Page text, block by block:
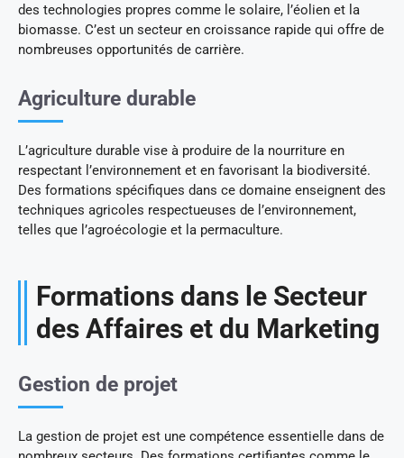
des technologies propres comme le solaire, l’éolien et la
biomasse. C’est un secteur en croissance rapide qui offre de
nombreuses opportunités de carrière.
Agriculture durable
L’agriculture durable vise à produire de la nourriture en
respectant l’environnement et en favorisant la biodiversité.
Des formations spécifiques dans ce domaine enseignent des
techniques agricoles respectueuses de l’environnement,
telles que l’agroécologie et la permaculture.
Formations dans le Secteur
des Affaires et du Marketing
Gestion de projet
La gestion de projet est une compétence essentielle dans de